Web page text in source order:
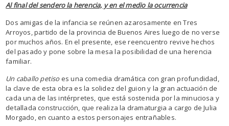
Al final del sendero la herencia, y en el medio la ocurrencia
Dos amigas de la infancia se reúnen azarosamente en Tres
Arroyos, partido de la provincia de Buenos Aires luego de no verse
por muchos años. En el presente, ese reencuentro revive hechos
del pasado y pone sobre la mesa la posibilidad de una herencia
familiar.
Un caballo petiso es una comedia dramática con gran profundidad,
la clave de esta obra es la solidez del guion y la gran actuación de
cada una de las intérpretes, que está sostenida por la minuciosa y
detallada construcción, que realiza la dramaturgia a cargo de Julia
Morgado, en cuanto a estos personajes entrañables.